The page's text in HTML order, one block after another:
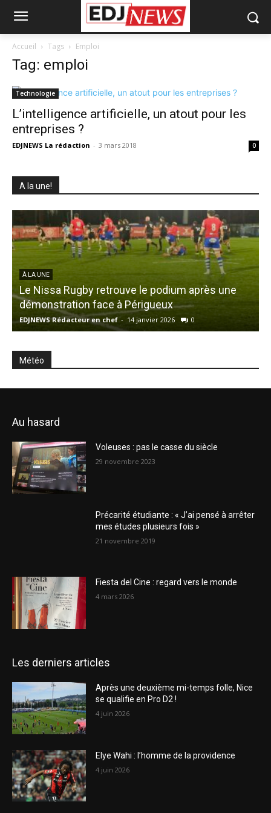
Accueil Tags Emploi
Tag: emploi
Technologie
L’intelligence artificielle, un atout pour les
entreprises ?
EDJNEWS La rédaction - 3 mars 2018 0
A la une!
À LA UNE
Le Nissa Rugby retrouve le podium après une
démonstration face à Périgueux
EDJNEWS Rédacteur en chef - 14 janvier 2026 0
Météo
Au hasard
Voleuses : pas le casse du siècle
29 novembre 2023
Précarité étudiante : « J’ai pensé à arrêter
mes études plusieurs fois »
21 novembre 2019
Fiesta del Cine : regard vers le monde
4 mars 2026
Les derniers articles
Après une deuxième mi-temps folle, Nice
se qualifie en Pro D2 !
4 juin 2026
Elye Wahi : l’homme de la providence
4 juin 2026